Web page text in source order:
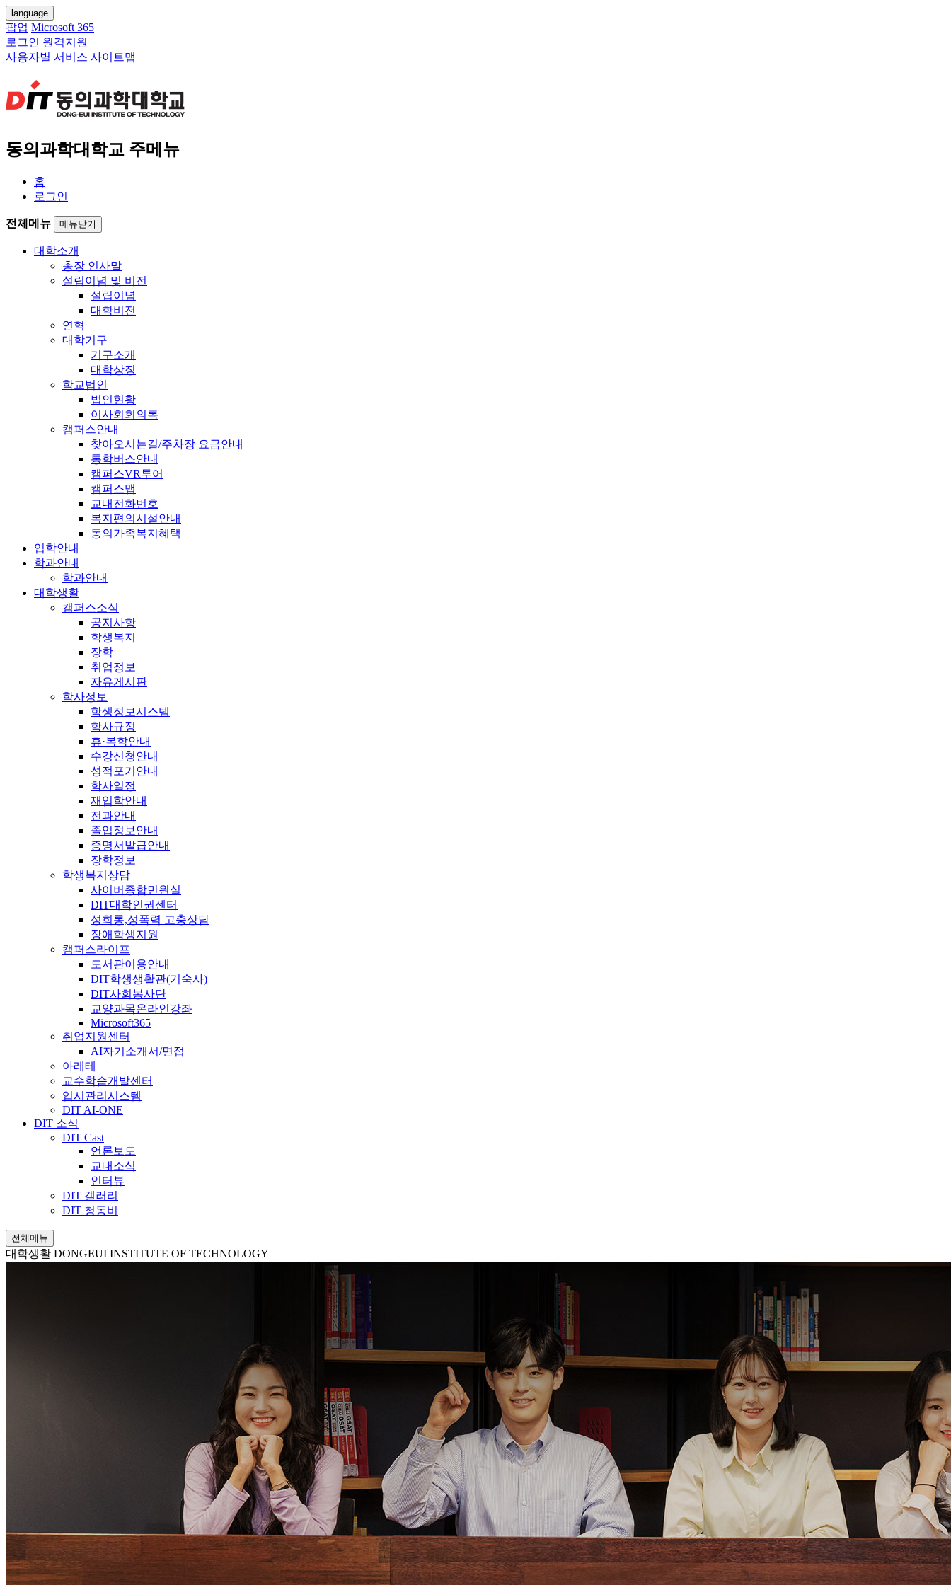
language
팝업 Microsoft 365
로그인 원격지원
사용자별 서비스 사이트맵
동의과학대학교 주메뉴
홈
로그인
전체메뉴 메뉴닫기
대학소개
총장 인사말
설립이념 및 비전
설립이념
대학비전
연혁
대학기구
기구소개
대학상징
학교법인
법인현황
이사회회의록
캠퍼스안내
찾아오시는길/주차장 요금안내
통학버스안내
캠퍼스VR투어
캠퍼스맵
교내전화번호
복지편의시설안내
동의가족복지혜택
입학안내
학과안내
학과안내
대학생활
캠퍼스소식
공지사항
학생복지
장학
취업정보
자유게시판
학사정보
학생정보시스템
학사규정
휴·복학안내
수강신청안내
성적포기안내
학사일정
재입학안내
전과안내
졸업정보안내
증명서발급안내
장학정보
학생복지상담
사이버종합민원실
DIT대학인권센터
성희롱,성폭력 고충상담
장애학생지원
캠퍼스라이프
도서관이용안내
DIT학생생활관(기숙사)
DIT사회봉사단
교양과목온라인강좌
Microsoft365
취업지원센터
AI자기소개서/면접
아레테
교수학습개발센터
입시관리시스템
DIT AI-ONE
DIT 소식
DIT Cast
언론보도
교내소식
인터뷰
DIT 갤러리
DIT 청동비
전체메뉴
대학생활 DONGEUI INSTITUTE OF TECHNOLOGY